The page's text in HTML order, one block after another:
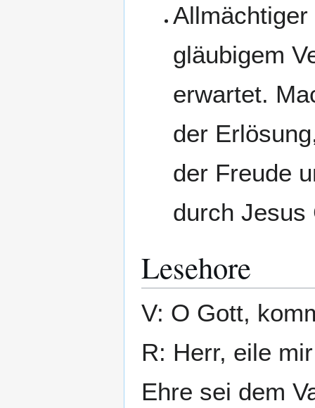
gläubigem
erwartet.
der
der Freude
durch Jesus
Lesehore
V: O Gott,
R: Herr, eile
Ehre sei dem